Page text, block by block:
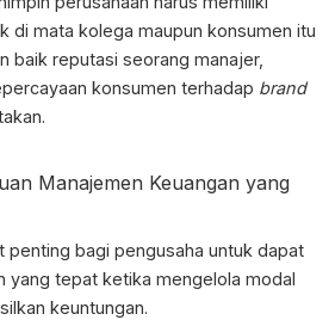
di mata kolega maupun konsumen itu
baik reputasi seorang manajer,
konsumen terhadap brand
Manajemen Keuangan yang
penting bagi pengusaha untuk dapat
yang tepat ketika mengelola modal
keuntungan.